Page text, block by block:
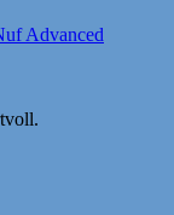
Advanced